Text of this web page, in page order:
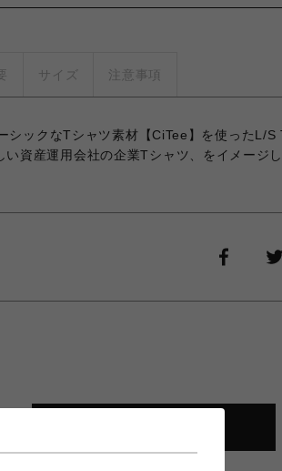
サイズ 注意事項
シックなTシャツ素材【CiTee】を使ったL/S
い資産運用会社の企業Tシャツ、をイメージ